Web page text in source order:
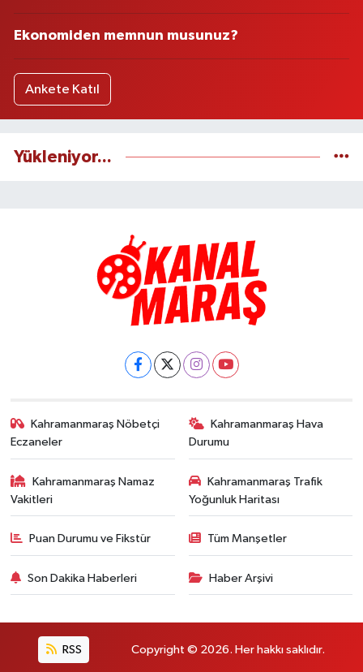
Ekonomiden memnun musunuz?
Ankete Katıl
Yükleniyor...
Kahramanmaraş Nöbetçi
Eczaneler
Kahramanmaraş Hava
Durumu
Kahramanmaraş Namaz
Vakitleri
Kahramanmaraş Trafik
Yoğunluk Haritası
Puan Durumu ve Fikstür Tüm Manşetler
Son Dakika Haberleri Haber Arşivi
RSS Copyright © 2026. Her hakkı saklıdır.